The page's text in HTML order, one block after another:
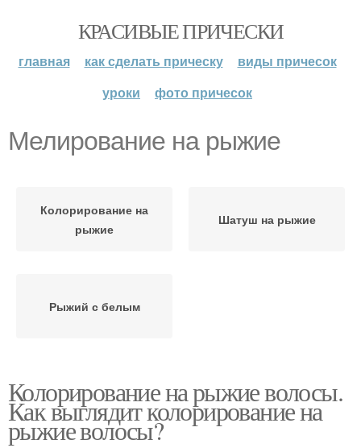
КРАСИВЫЕ ПРИЧЕСКИ
главная как сделать прическу
виды причесок
уроки
фото причесок
Мелирование на рыжие
Колорирование на
рыжие
Шатуш на рыжие
Рыжий с белым
Колорирование на рыжие волосы.
Как выглядит колорирование на
рыжие волосы?